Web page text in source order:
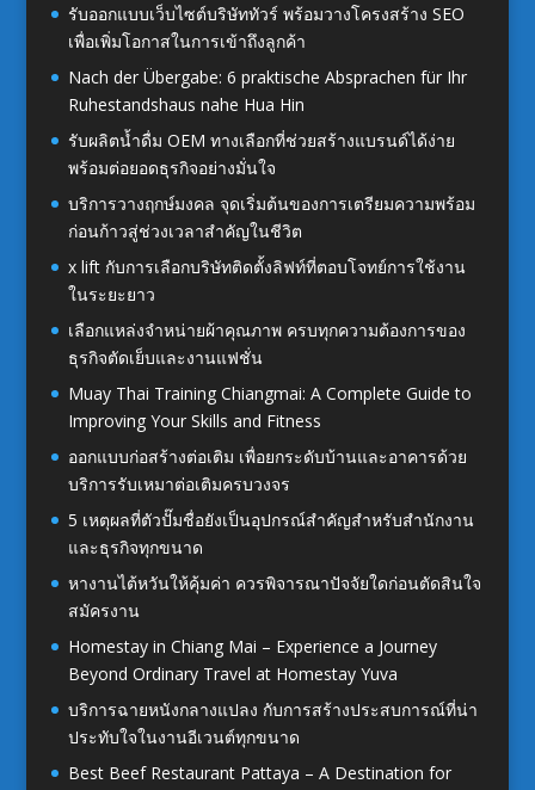
รับออกแบบเว็บไซต์บริษัททัวร์ พร้อมวางโครงสร้าง SEO
เพื่อเพิ่มโอกาสในการเข้าถึงลูกค้า
Nach der Übergabe: 6 praktische Absprachen für Ihr
Ruhestandshaus nahe Hua Hin
รับผลิตน้ำดื่ม OEM ทางเลือกที่ช่วยสร้างแบรนด์ได้ง่าย
พร้อมต่อยอดธุรกิจอย่างมั่นใจ
บริการวางฤกษ์มงคล จุดเริ่มต้นของการเตรียมความพร้อม
ก่อนก้าวสู่ช่วงเวลาสำคัญในชีวิต
x lift กับการเลือกบริษัทติดตั้งลิฟท์ที่ตอบโจทย์การใช้งาน
ในระยะยาว
เลือกแหล่งจำหน่ายผ้าคุณภาพ ครบทุกความต้องการของ
ธุรกิจตัดเย็บและงานแฟชั่น
Muay Thai Training Chiangmai: A Complete Guide to
Improving Your Skills and Fitness
ออกแบบก่อสร้างต่อเติม เพื่อยกระดับบ้านและอาคารด้วย
บริการรับเหมาต่อเติมครบวงจร
5 เหตุผลที่ตัวปั๊มชื่อยังเป็นอุปกรณ์สำคัญสำหรับสำนักงาน
และธุรกิจทุกขนาด
หางานไต้หวันให้คุ้มค่า ควรพิจารณาปัจจัยใดก่อนตัดสินใจ
สมัครงาน
Homestay in Chiang Mai – Experience a Journey
Beyond Ordinary Travel at Homestay Yuva
บริการฉายหนังกลางแปลง กับการสร้างประสบการณ์ที่น่า
ประทับใจในงานอีเวนต์ทุกขนาด
Best Beef Restaurant Pattaya – A Destination for